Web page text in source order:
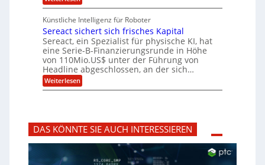
a
-
r
u
c
k
i
n
e
n
-
u
n
d
A
n
l
n
b
a
y
p
t
o
g
r
a
f
i
e
:
f
z
e
i
P
o
t
o
l
a
b
s
-
R
r
t
i
Künstliche Intelligenz für Roboter
Sereact sichert sich frisches Kapital
Sereact, ein Spezialist für physische KI, hat
eine Serie-B-Finanzierungsrunde in Höhe
von 110Mio.US$ unter der Führung von
Headline abgeschlossen, an der sich…
Weiterlesen:
S
a
c
t
s
DAS KÖNNTE SIE AUCH INTERESSIEREN